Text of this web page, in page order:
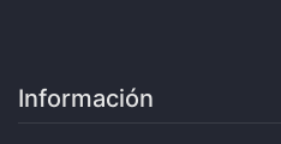
Información